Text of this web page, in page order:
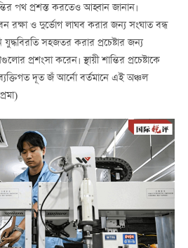
পথ প্রশস্ত করতেও আহ্বান জানান।
রক্ষা ও দুর্ভোগ লাঘব করার জন্য সংঘাত বন্ধ
সহজতর করার প্রচেষ্টার জন্য
প্রশংসা করেন। স্থায়ী শান্তির প্রচেষ্টাকে
দূত জঁ আর্নো বর্তমানে এই অঞ্চল